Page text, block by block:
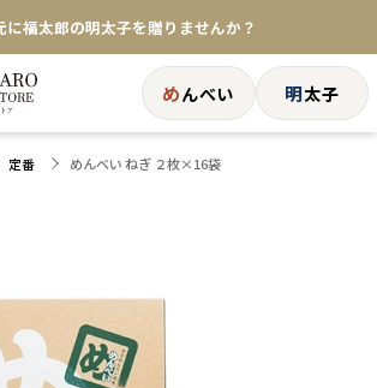
んべい25周年記念商品が登場★
を試したい方へ】ポストイン！めんべい
めんべい 明太子
定番 めんべい ねぎ ２枚×16袋